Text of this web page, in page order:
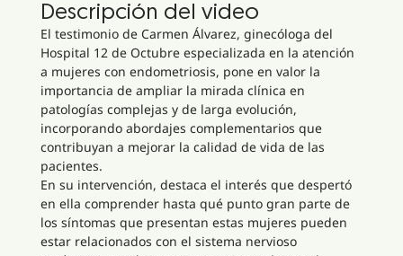
Descripción del video
El testimonio de Carmen Álvarez, ginecóloga del
Hospital 12 de Octubre especializada en la atención
a mujeres con endometriosis, pone en valor la
importancia de ampliar la mirada clínica en
patologías complejas y de larga evolución,
incorporando abordajes complementarios que
contribuyan a mejorar la calidad de vida de las
pacientes.
En su intervención, destaca el interés que despertó
en ella comprender hasta qué punto gran parte de
los síntomas que presentan estas mujeres pueden
estar relacionados con el sistema nervioso